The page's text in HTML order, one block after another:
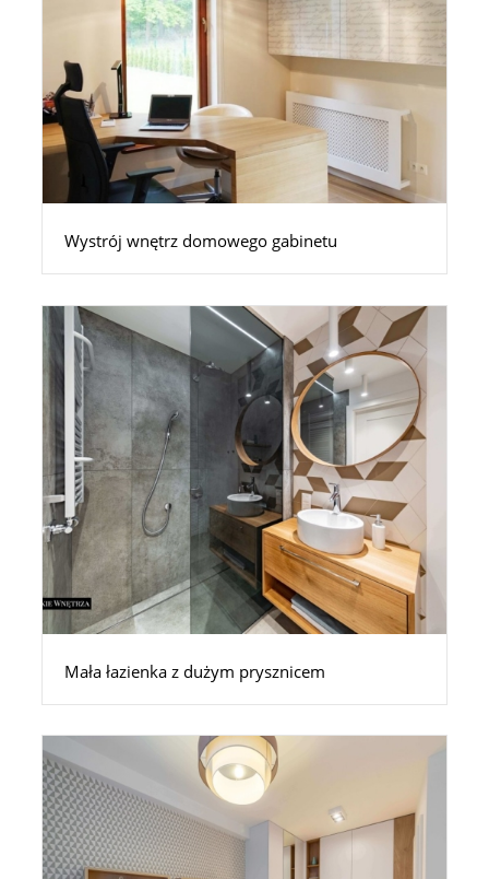
Wystrój wnętrz domowego gabinetu
Mała łazienka z dużym prysznicem